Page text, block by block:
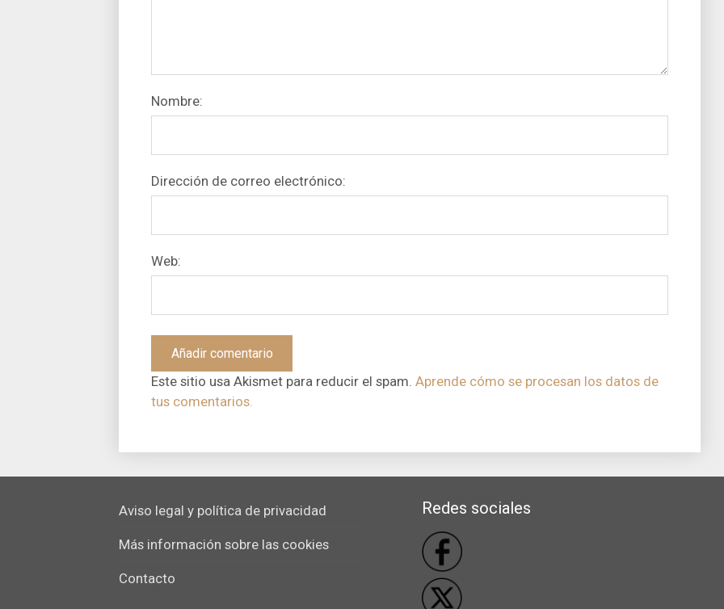
Nombre:
Dirección de correo electrónico:
Web:
Este sitio usa Akismet para reducir el spam. Aprende cómo se procesan los datos de
tus comentarios.
Aviso legal y política de privacidad
Más información sobre las cookies
Contacto
Redes sociales